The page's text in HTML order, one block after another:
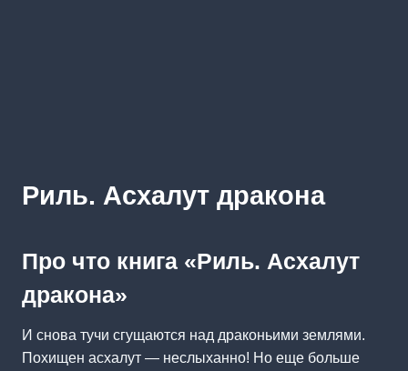
Риль. Асхалут дракона
Про что книга «Риль. Асхалут
дракона»
И снова тучи сгущаются над драконьими землями.
Похищен асхалут — неслыханно! Но еще больше